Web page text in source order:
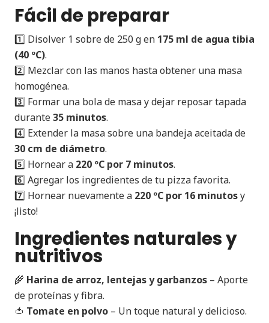
Fácil de preparar
1️⃣ Disolver 1 sobre de 250 g en 175 ml de agua tibia
(40 ºC).
2️⃣ Mezclar con las manos hasta obtener una masa
homogénea.
3️⃣ Formar una bola de masa y dejar reposar tapada
durante35 minutos.
4️⃣ Extender la masa sobre una bandeja aceitada de
30 cm de diámetro.
5️⃣ Hornear a 220 ºC por 7 minutos.
6️⃣ Agregar los ingredientes de tu pizza favorita.
7️⃣ Hornear nuevamente a 220 ºC por 16 minutosy
¡listo!
Ingredientes naturales y
nutritivos
🌾 Harina de arroz, lentejas y garbanzos – Aporte
de proteínas y fibra.
🍅 Tomate en polvo – Un toque natural y delicioso.